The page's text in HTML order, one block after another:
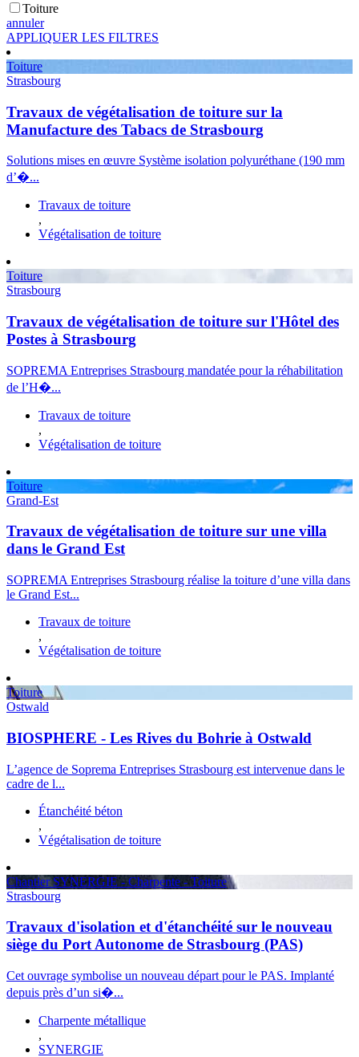
Toiture
annuler
APPLIQUER LES FILTRES
Toiture
Strasbourg
Travaux de végétalisation de toiture sur la
Manufacture des Tabacs de Strasbourg
Solutions mises en œuvre Système isolation polyuréthane (190 mm
d’�...
Travaux de toiture
,
Végétalisation de toiture
Toiture
Strasbourg
Travaux de végétalisation de toiture sur l'Hôtel des
Postes à Strasbourg
SOPREMA Entreprises Strasbourg mandatée pour la réhabilitation
de l’H�...
Travaux de toiture
,
Végétalisation de toiture
Toiture
Grand-Est
Travaux de végétalisation de toiture sur une villa
dans le Grand Est
SOPREMA Entreprises Strasbourg réalise la toiture d’une villa dans
le Grand Est...
Travaux de toiture
,
Végétalisation de toiture
Toiture
Ostwald
BIOSPHERE - Les Rives du Bohrie à Ostwald
L’agence de Soprema Entreprises Strasbourg est intervenue dans le
cadre de l...
Étanchéité béton
,
Végétalisation de toiture
Chantier SYNERGIE - Charpente - Toiture
Strasbourg
Travaux d'isolation et d'étanchéité sur le nouveau
siège du Port Autonome de Strasbourg (PAS)
Cet ouvrage symbolise un nouveau départ pour le PAS. Implanté
depuis près d’un si�...
Charpente métallique
,
SYNERGIE